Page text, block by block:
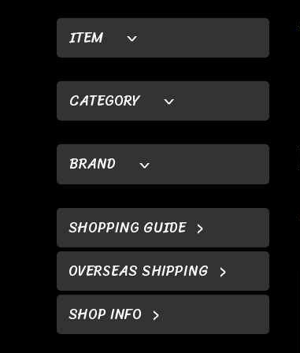
ITEM
CATEGORY
BRAND
SHOPPING GUIDE
OVERSEAS SHIPPING
SHOP INFO